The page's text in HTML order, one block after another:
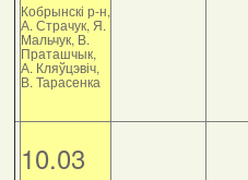
Кобрынскі р-н,
А. Страчук, Я.
Мальчук, В.
Праташчык,
А. Кляўцэвіч,
В. Тарасенка
10.03